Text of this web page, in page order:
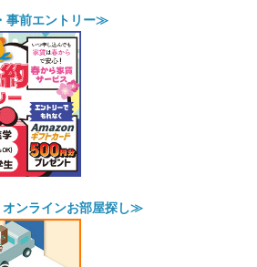
事前エントリー≫
ンラインお部屋探し≫